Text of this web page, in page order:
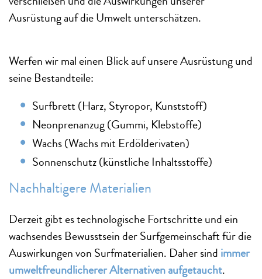
Ausrüstung auf die Umwelt unterschätzen.
Werfen wir mal einen Blick auf unsere Ausrüstung und
seine Bestandteile:
Surfbrett (Harz, Styropor, Kunststoff)
Neonprenanzug (Gummi, Klebstoffe)
Wachs (Wachs mit Erdölderivaten)
Sonnenschutz (künstliche Inhaltsstoffe)
Nachhaltigere Materialien
Derzeit gibt es technologische Fortschritte und ein
wachsendes Bewusstsein der Surfgemeinschaft für die
Auswirkungen von Surfmaterialien. Daher sind immer
umweltfreundlicherer Alternativen aufgetaucht.